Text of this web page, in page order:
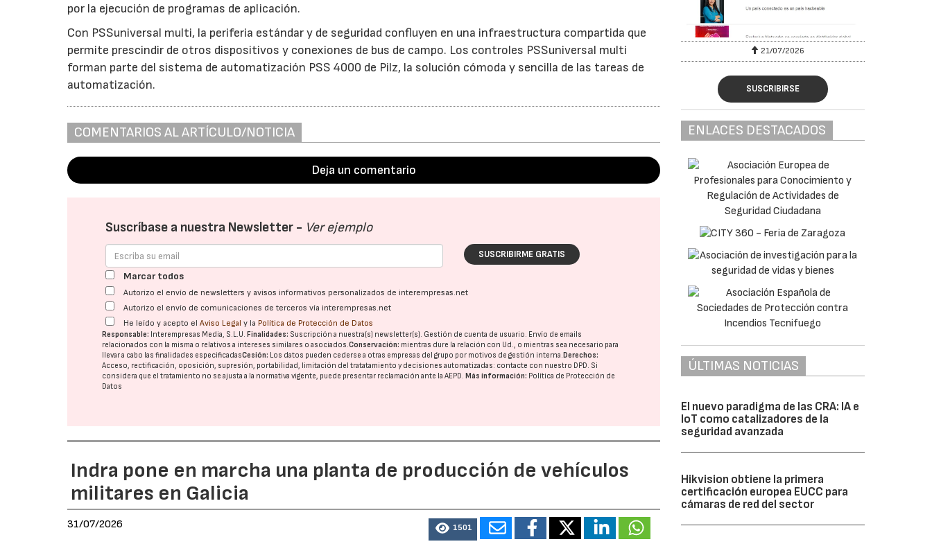
por la ejecución de programas de aplicación.
Con PSSuniversal multi, la periferia estándar y de seguridad confluyen en una infraestructura compartida que
permite prescindir de otros dispositivos y conexiones de bus de campo. Los controles PSSuniversal multi
forman parte del sistema de automatización PSS 4000 de Pilz, la solución cómoda y sencilla de las tareas de
automatización.
COMENTARIOS AL ARTÍCULO/NOTICIA
Deja un comentario
Suscríbase a nuestra Newsletter - Ver ejemplo
SUSCRIBIRME GRATIS
Marcar todos
Autorizo el envío de newsletters y avisos informativos personalizados de interempresas.net
Autorizo el envío de comunicaciones de terceros vía interempresas.net
He leído y acepto elAviso Legal y la Política de Protección de Datos
Responsable: Interempresas Media, S.L.U. Finalidades: Suscripción a nuestra(s) newsletter(s). Gestión de cuenta de usuario. Envío de emails
relacionados con la misma o relativos a intereses similares o asociados.Conservación: mientras dure la relación con Ud., o mientras sea necesario para
llevar a cabo las finalidades especificadasCesión: Los datos pueden cederse a otras empresas del grupo por motivos de gestión interna. Derechos:
Acceso, rectificación, oposición, supresión, portabilidad, limitación del tratatamiento y decisiones automatizadas: contacte con nuestro DPD. Si
considera que el tratamiento no se ajusta a la normativa vigente, puede presentar reclamación ante laAEPD. Más información: Política de Protección de
Datos
Indra pone en marcha una planta de producción de vehículos
militares en Galicia
31/07/2026 1501
21/07/2026 28/07/2026 21/07/2026
SUSCRIBIRSE
ENLACES DESTACADOS
ÚLTIMAS NOTICIAS
El nuevo paradigma de las CRA: IA e
IoT como catalizadores de la
seguridad avanzada
Hikvision obtiene la primera
certificación europea EUCC para
cámaras de red del sector